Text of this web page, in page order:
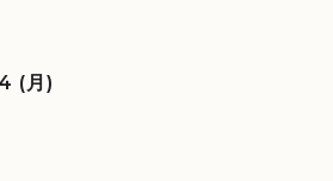
(月)